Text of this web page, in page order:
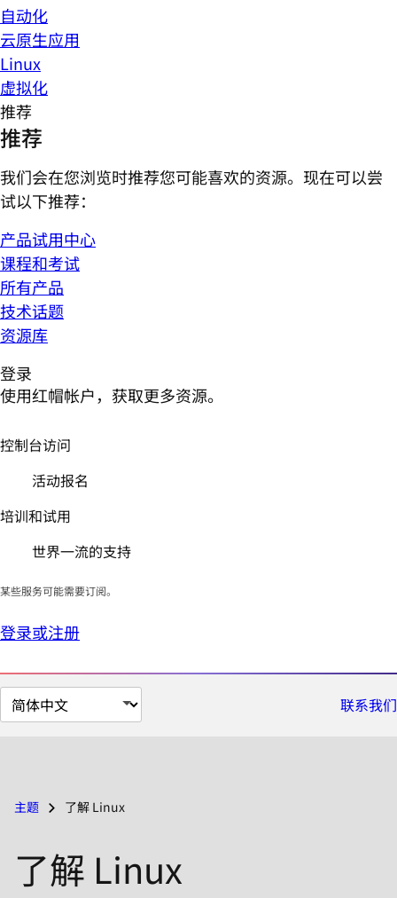
自动化
云原生应用
Linux
虚拟化
推荐
推荐
我们会在您浏览时推荐您可能喜欢的资源。现在可以尝
试以下推荐：
产品试用中心
课程和考试
所有产品
技术话题
资源库
登录
使用红帽帐户，获取更多资源。
控制台访问
活动报名
培训和试用
世界一流的支持
某些服务可能需要订阅。
登录或注册
切
换
言
联系我们
主题 了解 Linux
了解 Linux